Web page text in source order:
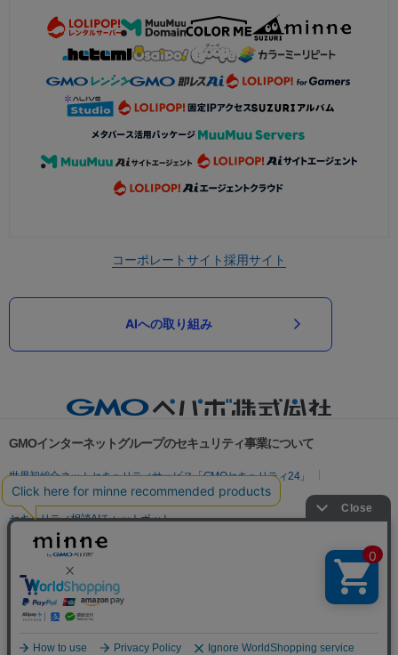
コーポレートサイト採用サイト
AIへの取り組み
GMOインターネットグループのセキュリティ事業について
世界初総合ネットセキュリティサービス「GMOセキュリティ24」
パスワード漏洩診断
Webサイトリスク診断
セキュリティ相談AIチャットボット
実在証明・盗聴対策
サイバー攻撃対策（GMO Flatt Security）
セキュリティ事業の軌跡